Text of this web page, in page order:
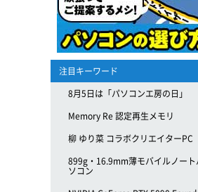
注目キーワード
8月5日は「パソコンエ房の日」
Memory Re 認定再生メモリ
柳 ゆり菜 コラボクリエイターPC
899g・16.9mm薄モバイルノート
ソコン